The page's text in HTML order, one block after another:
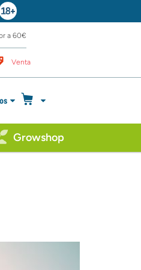
a 60€
Venta
Growshop